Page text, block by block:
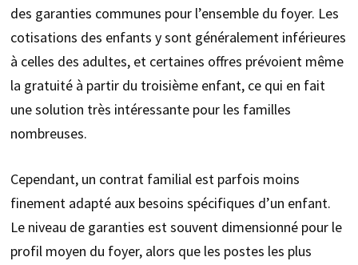
des garanties communes pour l’ensemble du foyer. Les
cotisations des enfants y sont généralement inférieures
à celles des adultes, et certaines offres prévoient même
la gratuité à partir du troisième enfant, ce qui en fait
une solution très intéressante pour les familles
nombreuses.
Cependant, un contrat familial est parfois moins
finement adapté aux besoins spécifiques d’un enfant.
Le niveau de garanties est souvent dimensionné pour le
profil moyen du foyer, alors que les postes les plus